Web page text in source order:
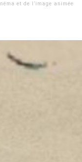
et de l’image animée